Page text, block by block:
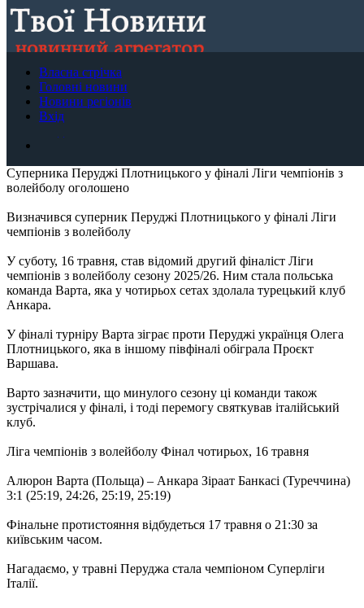
Головні новини
Новини регіонів
Власна стрічка
+ЗМІ
Власна стрічка
Головні новини
Новини регіонів
Вхід
Суперника Перуджі Плотницького у фіналі Ліги чемпіонів з
волейболу оголошено
Визначився суперник Перуджі Плотницького у фіналі Ліги
чемпіонів з волейболу
У суботу, 16 травня, став відомий другий фіналіст Ліги
чемпіонів з волейболу сезону 2025/26. Ним стала польська
команда Варта, яка у чотирьох сетах здолала турецький клуб
Анкара.
У фіналі турніру Варта зіграє проти Перуджі українця Олега
Плотницького, яка в іншому півфіналі обіграла Проєкт
Варшава.
Варто зазначити, що минулого сезону ці команди також
зустрічалися у фіналі, і тоді перемогу святкував італійський
клуб.
Ліга чемпіонів з волейболу Фінал чотирьох, 16 травня
Алюрон Варта (Польща) – Анкара Зіраат Банкасі (Туреччина)
3:1 (25:19, 24:26, 25:19, 25:19)
Фінальне протистояння відбудеться 17 травня о 21:30 за
київським часом.
Нагадаємо, у травні Перуджа стала чемпіоном Суперліги
Італії.